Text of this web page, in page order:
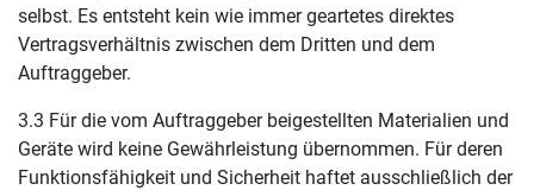
selbst. Es entsteht kein wie immer geartetes direktes
Vertragsverhältnis zwischen dem Dritten und dem
Auftraggeber.
3.3 Für die vom Auftraggeber beigestellten Materialien und
Geräte wird keine Gewährleistung übernommen. Für deren
Funktionsfähigkeit und Sicherheit haftet ausschließlich der